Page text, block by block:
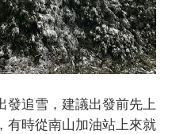
發追雪，建議出發前先上
有時從南山加油站上來就